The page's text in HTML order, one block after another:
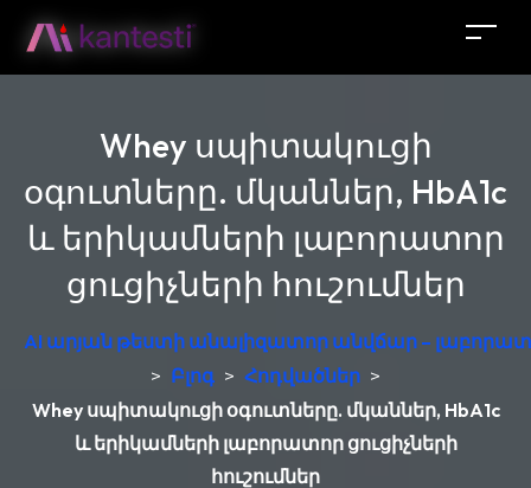
Whey սպիտակուցի
օգուտները. մկաններ, HbA1c
և երիկամների լաբորատոր
ցուցիչների հուշումներ
AI արյան թեստի անալիզատոր անվճար –
> Բլոգ > Հոդվածներ >
Whey սպիտակուցի օգուտները. մկաններ, HbA1c
և երիկամների լաբորատոր ցուցիչների
հուշումներ